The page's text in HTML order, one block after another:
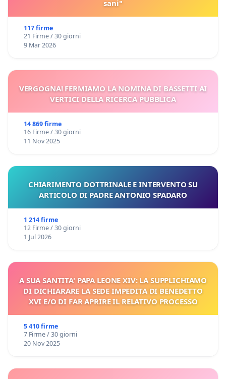
sani"
117 firme
21 Firme / 30 giorni
9 Mar 2026
VERGOGNA! FERMIAMO LA NOMINA DI BASSETTI AI
VERTICI DELLA RICERCA PUBBLICA
14 869 firme
16 Firme / 30 giorni
11 Nov 2025
CHIARIMENTO DOTTRINALE E INTERVENTO SU
ARTICOLO DI PADRE ANTONIO SPADARO
1 214 firme
12 Firme / 30 giorni
1 Jul 2026
A SUA SANTITA' PAPA LEONE XIV: LA SUPPLICHIAMO
DI DICHIARARE LA SEDE IMPEDITA DI BENEDETTO
XVI E/O DI FAR APRIRE IL RELATIVO PROCESSO
5 410 firme
7 Firme / 30 giorni
20 Nov 2025